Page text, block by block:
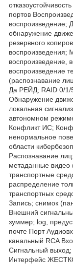
портов
воспроизведение;
обнаружение
резервного
воспроизведения;
воспроизведение,
воспроизведение
(распознавание
Да РЕЙД; RAID 0/1/
Обнаружение
локальная
автономном
Конфликт ИС;
ненормальное
области
Распознавание
метаданные видео
транспортные
распределение
транспортных
Запись; снимок
Внешний
зуммер; log,
почте Порт
канальный RCA
Сигнальный
Интерфейс